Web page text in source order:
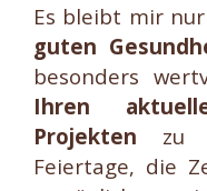
Es bleibt mir
guten
besonders
Ihren
Projekten zu
Feiertage, die